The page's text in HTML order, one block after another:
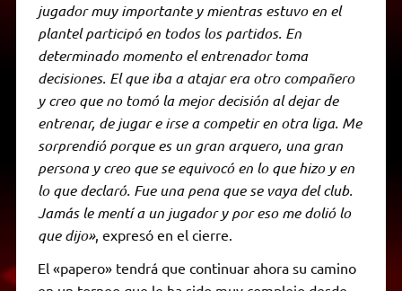
jugador muy importante y mientras estuvo en el
plantel participó en todos los partidos. En
determinado momento el entrenador toma
decisiones. El que iba a atajar era otro compañero
y creo que no tomó la mejor decisión al dejar de
entrenar, de jugar e irse a competir en otra liga. Me
sorprendió porque es un gran arquero, una gran
persona y creo que se equivocó en lo que hizo y en
lo que declaró. Fue una pena que se vaya del club.
Jamás le mentí a un jugador y por eso me dolió lo
que dijo», expresó en el cierre.
El «papero» tendrá que continuar ahora su camino